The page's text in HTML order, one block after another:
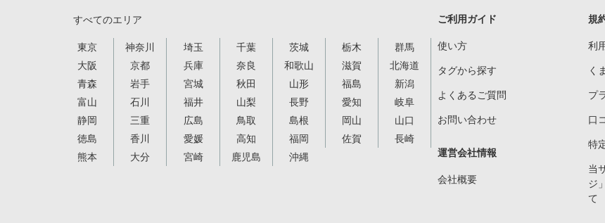
すべてのエリア
東京 神奈川 埼玉 千葉 茨城 栃木
群馬
大阪
京都 兵庫 奈良 和歌山 滋賀
北海道
青森
岩手 宮城 秋田 山形 福島
新潟
富山
石川 福井 山梨 長野 愛知
岐阜
静岡
三重 広島 鳥取 島根 岡山
山口
徳島
香川 愛媛 高知 福岡 佐賀
長崎
熊本
大分 宮崎 鹿児島 沖縄
ご利用ガイド
使い方
タグから探す
よくあるご質問
お問い合わせ
運営会社情報
会社概要
規
利
く
プ
口
特
当
ジ
て